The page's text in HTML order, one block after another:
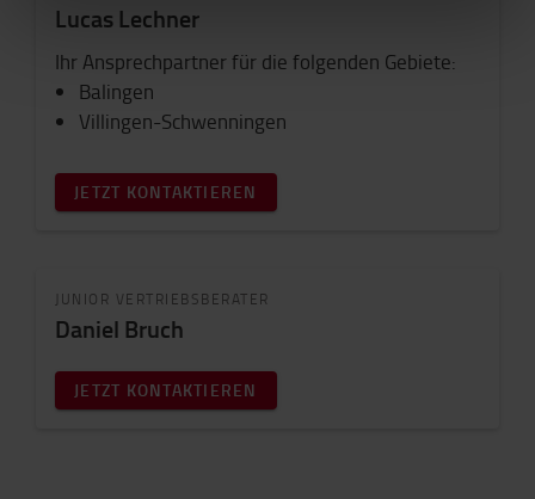
Lucas Lechner
Ihr Ansprechpartner für die folgenden Gebiete:
Balingen
Villingen-Schwenningen
JETZT KONTAKTIEREN
JUNIOR VERTRIEBSBERATER
Daniel Bruch
JETZT KONTAKTIEREN